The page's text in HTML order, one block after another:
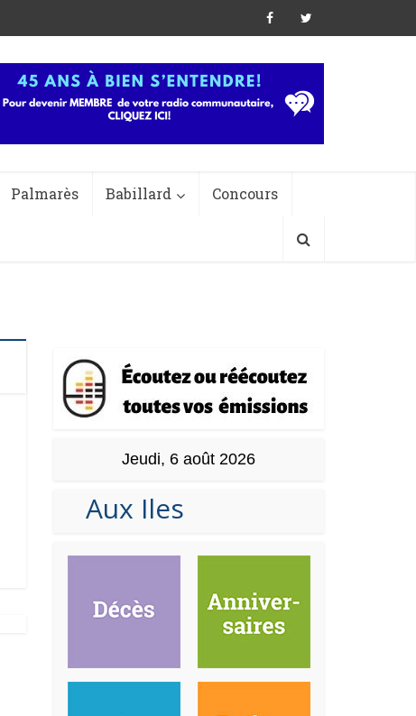
Palmarès Babillard Concours
Jeudi, 6 août 2026
Aux Iles